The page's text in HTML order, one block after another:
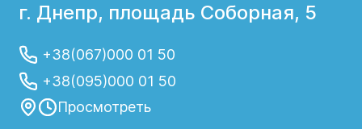
г. Днепр, площадь Соборная, 5
+38(067)000 01 50
+38(095)000 01 50
Просмотреть